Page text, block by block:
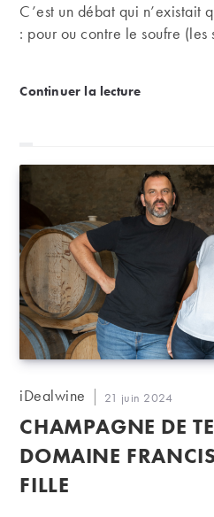
C’est un débat qui n’existait
: pour ou contre le soufre (les
Continuer la lectureLe soufre (ou
Auteur/autrice
la
publication :
iDealwine
Publication
publiée :
21 juin 2024
CHAMPAGNE DE
DOMAINE
FILLE